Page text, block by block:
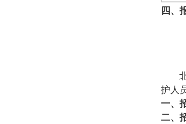
四、
护人
一、
二、